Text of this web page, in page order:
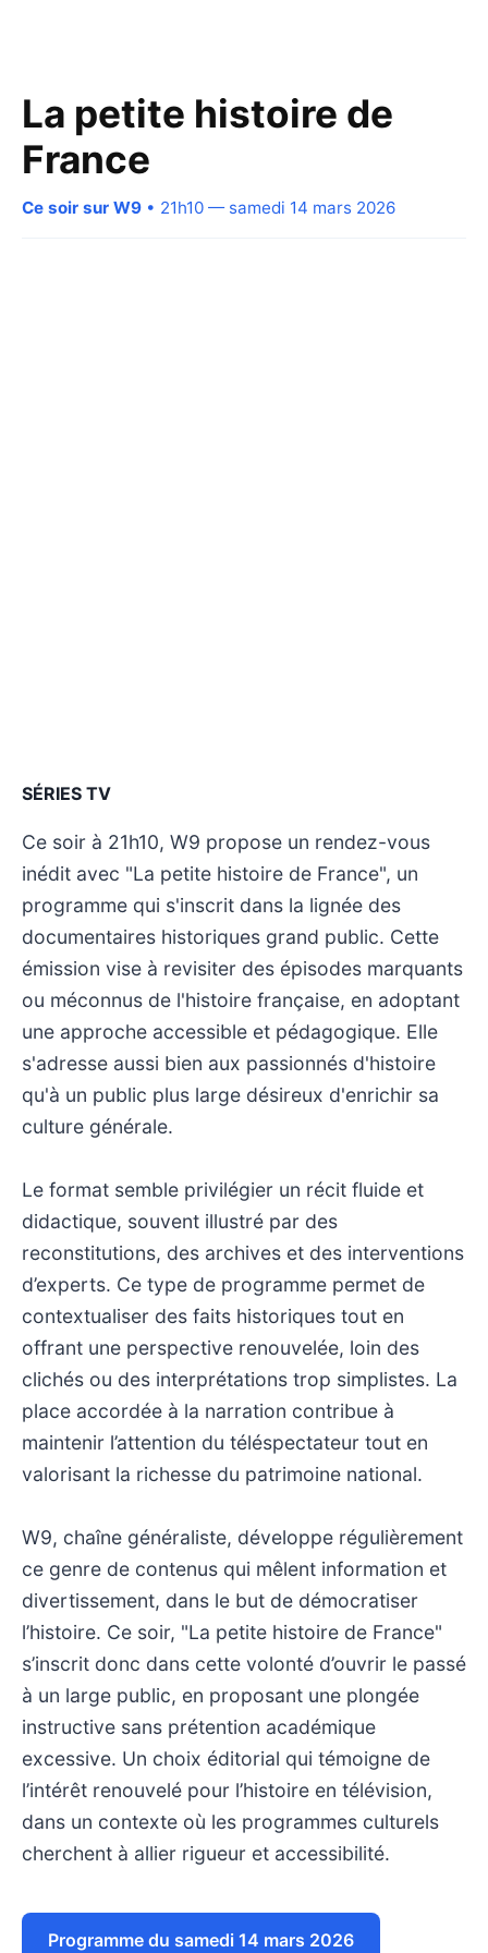
La petite histoire de
France
Ce soir sur W9 • 21h10 — samedi 14 mars 2026
SÉRIES TV
Ce soir à 21h10, W9 propose un rendez-vous
inédit avec "La petite histoire de France", un
programme qui s'inscrit dans la lignée des
documentaires historiques grand public. Cette
émission vise à revisiter des épisodes marquants
ou méconnus de l'histoire française, en adoptant
une approche accessible et pédagogique. Elle
s'adresse aussi bien aux passionnés d'histoire
qu'à un public plus large désireux d'enrichir sa
culture générale.
Le format semble privilégier un récit fluide et
didactique, souvent illustré par des
reconstitutions, des archives et des interventions
d’experts. Ce type de programme permet de
contextualiser des faits historiques tout en
offrant une perspective renouvelée, loin des
clichés ou des interprétations trop simplistes. La
place accordée à la narration contribue à
maintenir l’attention du téléspectateur tout en
valorisant la richesse du patrimoine national.
W9, chaîne généraliste, développe régulièrement
ce genre de contenus qui mêlent information et
divertissement, dans le but de démocratiser
l’histoire. Ce soir, "La petite histoire de France"
s’inscrit donc dans cette volonté d’ouvrir le passé
à un large public, en proposant une plongée
instructive sans prétention académique
excessive. Un choix éditorial qui témoigne de
l’intérêt renouvelé pour l’histoire en télévision,
dans un contexte où les programmes culturels
cherchent à allier rigueur et accessibilité.
Programme du samedi 14 mars 2026